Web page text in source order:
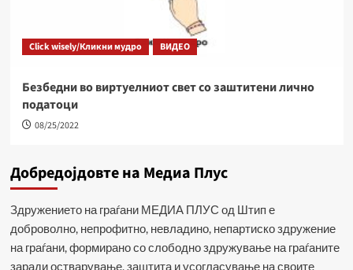
Click wisely/Кликни мудро ВИДЕО
Безбедни во виртуелниот свет со заштитени лично
податоци
08/25/2022
Добредојдовте на Медиа Плус
Здружението на граѓани МЕДИА ПЛУС од Штип е
доброволно, непрофитно, невладино, непартиско здружение
на граѓани, формирано со слободно здружување на граѓаните
заради остварување, заштита и усогласување на своите